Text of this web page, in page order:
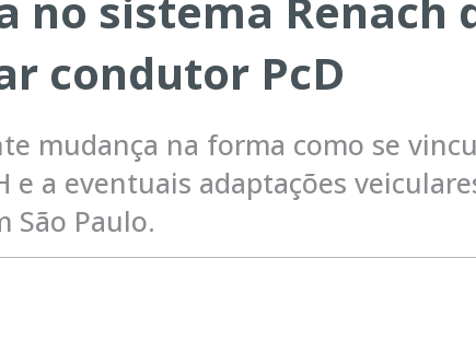
condutor PcD
mudança na forma como se
e a eventuais adaptações
São Paulo.